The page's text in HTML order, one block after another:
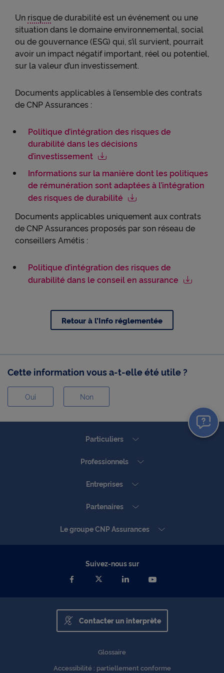
Un risquede durabilité est un événement ou une
situation dans le domaine environnemental, social
ou de gouvernance (ESG) qui, s’il survient, pourrait
avoir un impact négatif important, réel ou potentiel,
sur la valeur d’un investissement.
Documents applicables à l’ensemble des contrats
de CNP Assurances :
Politique d’intégration des risques de
durabilité dans les décisions
d’investissement
Informations sur la manière dont les politiques
de rémunération sont adaptées à l’intégration
des risques de durabilité
Documents applicables uniquement aux contrats
de CNP Assurances proposés par son réseau de
conseillers Amétis :
Politique d’intégration des risques de
durabilité dans le conseil en assurance
Retour à l’Info réglementée
Cette information vous a-t-elle été utile ?
Oui Non
Particuliers
Professionnels
Entreprises
Partenaires
Le groupe CNP Assurances
Contacter un interprète
Glossaire
Accessibilité : partiellement conforme
Suivez-nous sur
● permettre l'interaction avec le réseau social
LinkedIn et permettre à ce réseau de suivre votre
navigation, y compris hors du Site
● permettre de lire les messages de X (tweets) sur
exploiter à des fins de publicité ciblée.
Pour obtenir plus d'information sur les cookies, vous
En cliquant sur « Continuer sans accepter » vous
indiquez votre refus et seuls les cookies nécessaires
apporter un confort de navigation seront déposés.